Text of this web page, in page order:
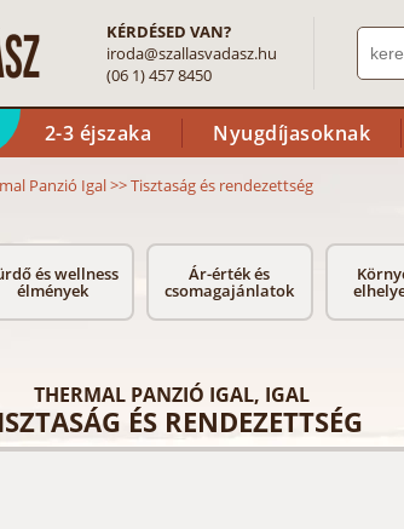
KÉRDÉSED VAN?
iroda@szallasvadasz.hu
(06 1) 457 8450
2-3 éjszaka Nyugdíjasoknak
Panzió Igal>>Tisztaság és rendezettség
és wellness
élmények
Ár-érték és
csomagajánlatok
THERMAL PANZIÓ IGAL, IGAL
ÉS RENDEZETTSÉG